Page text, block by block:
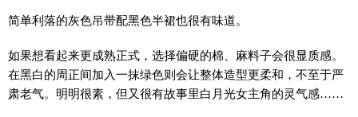
简单利落的灰色吊带配黑色半裙也很有味道。
如果想看起来更成熟正式，选择偏硬的棉、麻料子会很显质感。
在黑白的周正间加入一抹绿色则会让整体造型更柔和，不至于严
肃老气。明明很素，但又很有故事里白月光女主角的灵气感……